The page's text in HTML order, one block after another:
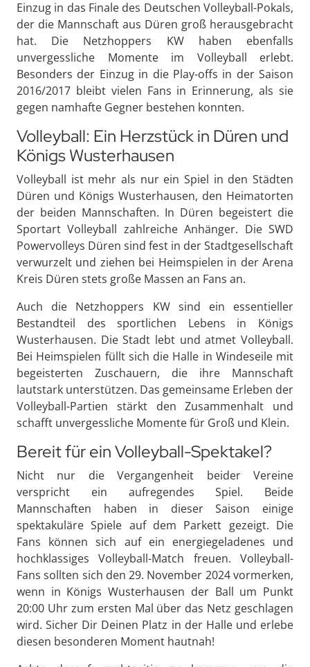
Einzug in das Finale des Deutschen Volleyball-Pokals,
der die Mannschaft aus Düren groß herausgebracht
hat. Die Netzhoppers KW haben ebenfalls
unvergessliche Momente im Volleyball erlebt.
Besonders der Einzug in die Play-offs in der Saison
2016/2017 bleibt vielen Fans in Erinnerung, als sie
gegen namhafte Gegner bestehen konnten.
Volleyball: Ein Herzstück in Düren und
Königs Wusterhausen
Volleyball ist mehr als nur ein Spiel in den Städten
Düren und Königs Wusterhausen, den Heimatorten
der beiden Mannschaften. In Düren begeistert die
Sportart Volleyball zahlreiche Anhänger. Die SWD
Powervolleys Düren sind fest in der Stadtgesellschaft
verwurzelt und ziehen bei Heimspielen in der Arena
Kreis Düren stets große Massen an Fans an.
Auch die Netzhoppers KW sind ein essentieller
Bestandteil des sportlichen Lebens in Königs
Wusterhausen. Die Stadt lebt und atmet Volleyball.
Bei Heimspielen füllt sich die Halle in Windeseile mit
begeisterten Zuschauern, die ihre Mannschaft
lautstark unterstützen. Das gemeinsame Erleben der
Volleyball-Partien stärkt den Zusammenhalt und
schafft unvergessliche Momente für Groß und Klein.
Bereit für ein Volleyball-Spektakel?
Nicht nur die Vergangenheit beider Vereine
verspricht ein aufregendes Spiel. Beide
Mannschaften haben in dieser Saison einige
spektakuläre Spiele auf dem Parkett gezeigt. Die
Fans können sich auf ein energiegeladenes und
hochklassiges Volleyball-Match freuen. Volleyball-
Fans sollten sich den 29. November 2024 vormerken,
wenn in Königs Wusterhausen der Ball um Punkt
20:00 Uhr zum ersten Mal über das Netz geschlagen
wird. Sicher Dir Deinen Platz in der Halle und erlebe
diesen besonderen Moment hautnah!